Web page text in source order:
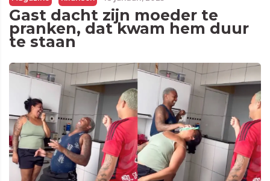
Gast dacht zijn moeder te
pranken, dat kwam hem duur
te staan